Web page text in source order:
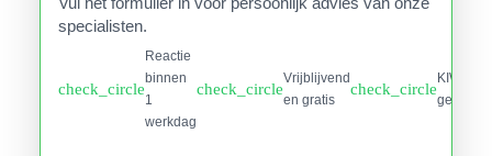
specialisten.
check_circle
Reactie
binnen
1
werkdag
check_circle
Vrijblijvend
en gratis
check_circle
KIWA